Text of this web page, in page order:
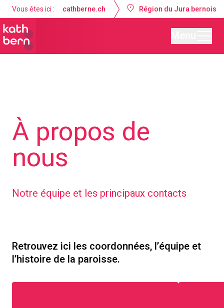
Vous êtes ici : cathberne.ch Région du Jura bernois
À propos de
nous
Notre équipe et les principaux contacts
Retrouvez ici les coordonnées, l’équipe et
l’histoire de la paroisse.